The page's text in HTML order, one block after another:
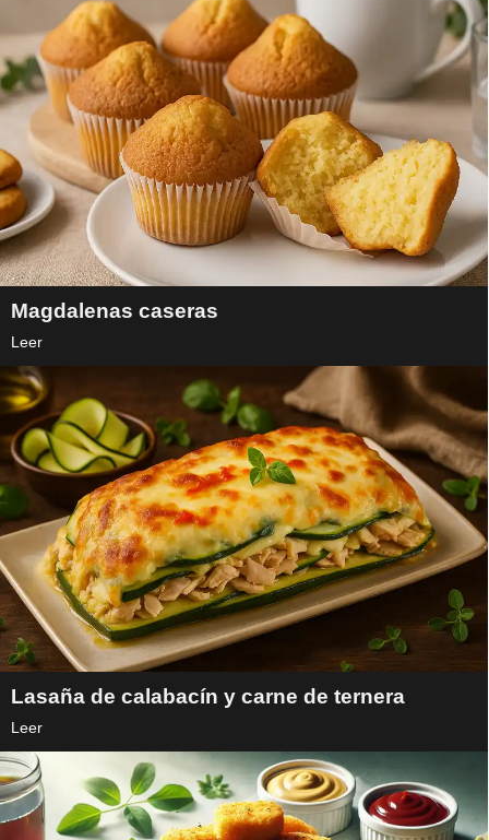
Magdalenas caseras
Leer
Lasaña de calabacín y carne de ternera
Leer